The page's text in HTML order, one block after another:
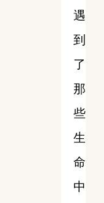
遇
到
了
那
些
生
命
中